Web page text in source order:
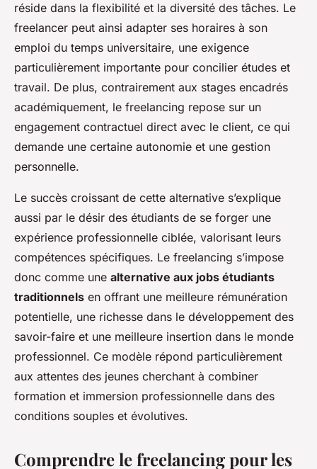
réside dans la flexibilité et la diversité des tâches. Le
freelancer peut ainsi adapter ses horaires à son
emploi du temps universitaire, une exigence
particulièrement importante pour concilier études et
travail. De plus, contrairement aux stages encadrés
académiquement, le freelancing repose sur un
engagement contractuel direct avec le client, ce qui
demande une certaine autonomie et une gestion
personnelle.
Le succès croissant de cette alternative s’explique
aussi par le désir des étudiants de se forger une
expérience professionnelle ciblée, valorisant leurs
compétences spécifiques. Le freelancing s’impose
donc comme une alternative aux jobs étudiants
traditionnels en offrant une meilleure rémunération
potentielle, une richesse dans le développement des
savoir-faire et une meilleure insertion dans le monde
professionnel. Ce modèle répond particulièrement
aux attentes des jeunes cherchant à combiner
formation et immersion professionnelle dans des
conditions souples et évolutives.
Comprendre le freelancing pour les